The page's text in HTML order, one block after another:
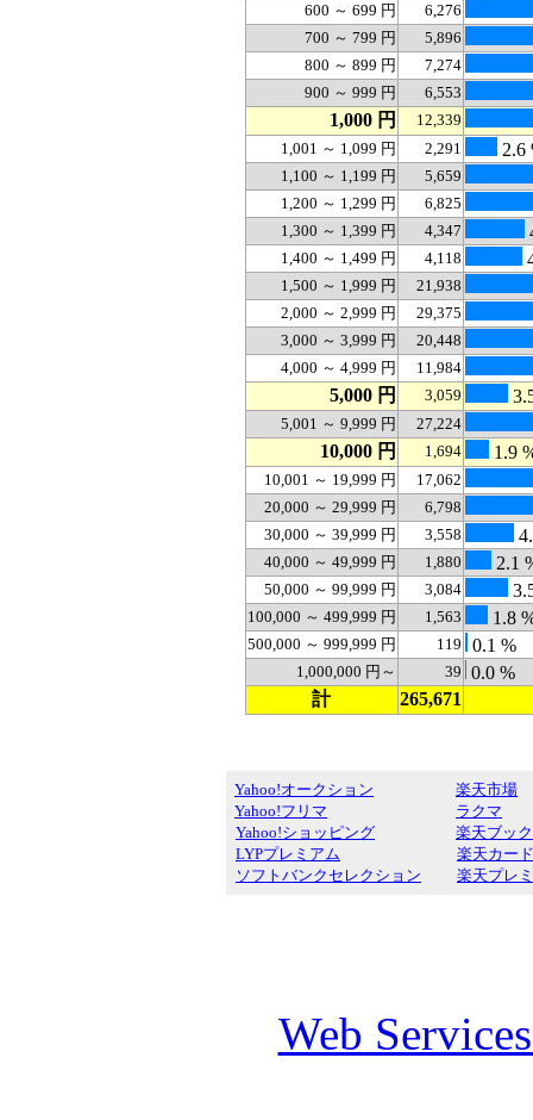
600 ～ 699 円
6,276
700 ～ 799 円
5,896
800 ～ 899 円
7,274
900 ～ 999 円
6,553
1,000 円
12,339
1,001 ～ 1,099 円
2,291 2.6
1,100 ～ 1,199 円
5,659
1,200 ～ 1,299 円
6,825
1,300 ～ 1,399 円
4,347
1,400 ～ 1,499 円 4,118
1,500 ～ 1,999 円
21,938
2,000 ～ 2,999 円
29,375
3,000 ～ 3,999 円
20,448
4,000 ～ 4,999 円
11,984
5,000 円 3,059
5,001 ～ 9,999 円 27,224
10,000 円 1,694 1.9
10,001 ～ 19,999 円
17,062
20,000 ～ 29,999 円
6,798
30,000 ～ 39,999 円
3,558
40,000 ～ 49,999 円 1,880 2.1
50,000 ～ 99,999 円 3,084
100,000 ～ 499,999 円 1,563 1.8
500,000 ～ 999,999 円 119 0.1 %
1,000,000 円～ 39 0.0 %
計
265,671
Yahoo!オークション
Yahoo!フリマ
Yahoo!ショッピング
LYPプレミアム
ソフトバンクセレクション
楽天市場
ラクマ
楽天ブッ
楽天カード
楽天プレ
Web